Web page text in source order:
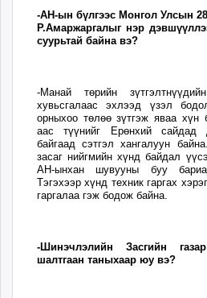
Eguur.mn
24tsag.mn
eagle.mn
ergelt.mn
zarig.mn
today.mn
zuv.mn
mminfo.mn
ugluu.mn
unen.mn
asu.mn
-АН-ын бүлгээс Монгол Улсын
Р.Амаржаргалыг нэр
суурьтай байна вэ?
-Манай төрийн
хувьсгалаас эхлээд үзэл
орныхоо төлөө зүтгэж яваа
аас түүнийг Ерөнхий
байгаад сэтгэл хангалуун
засаг нийгмийн хүнд байдал
АН-ынхан шувууны буу
Тэгэхээр хүнд техник гаргах
гаргалаа гэж бодож байна.
-Шинэчлэлийн Засгийн
шалтгаан таныхаар юу вэ?